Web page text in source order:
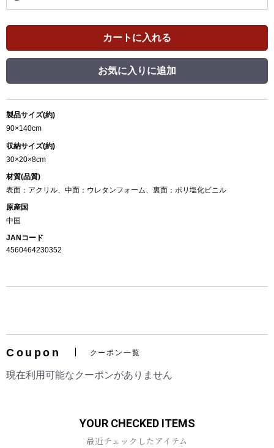
カートに入れる
お気に入りに追加
製品サイズ(約)
90×140cm
収納サイズ(約)
30×20×8cm
材質(品質)
表面：アクリル、中面：ウレタンフォーム、裏面：ポリ塩化ビニル
原産国
中国
JANコード
4560464230352
Coupon クーポン一覧
現在利用可能なクーポンがありません
YOUR CHECKED ITEMS
最近チェックしたアイテム